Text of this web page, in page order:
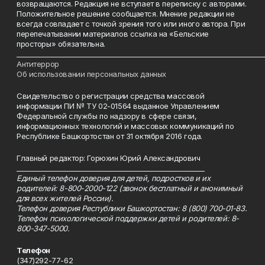
возвращаются. Редакция не вступает в переписку с авторами.
Положительное решение сообщается. Мнение редакции не
всегда совпадает с точкой зрения того или иного автора. При
перепечатывании материалов ссылка на «Бельские
просторы» обязательна.
Антитеррор
Об использовании персональных данных
Свидетельство о регистрации средства массовой
информации ПИ № ТУ 02-01564 выданное Управлением
Федеральной службы по надзору в сфере связи,
информационных технологий и массовых коммуникаций по
Республике Башкортостан от 31 октября 2016 года.
Главный редактор: Горюхин Юрий Александрович
Единый телефон доверия для детей, подростков и их
родителей: 8-800-2000-122 (звонок бесплатный и анонимный
для всех жителей России).
Телефон доверия Республики Башкортостан: 8 (800) 700-01-83.
Телефон психологической поддержки детей и родителей: 8-
800-347-5000.
Телефон
(347)292-77-62